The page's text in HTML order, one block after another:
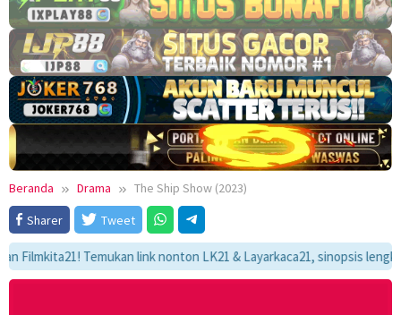
Beranda Drama
The Ship Show (2023)
Sharer
Tweet
Temukan link nonton LK21 & Layarkaca21, sinopsis